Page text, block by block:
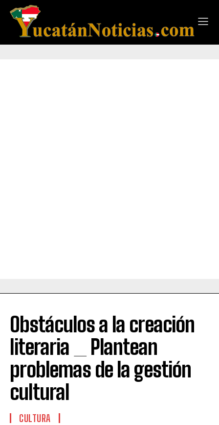
Obstáculos a la creación
literaria _ Plantean
problemas de la gestión
cultural
CULTURA